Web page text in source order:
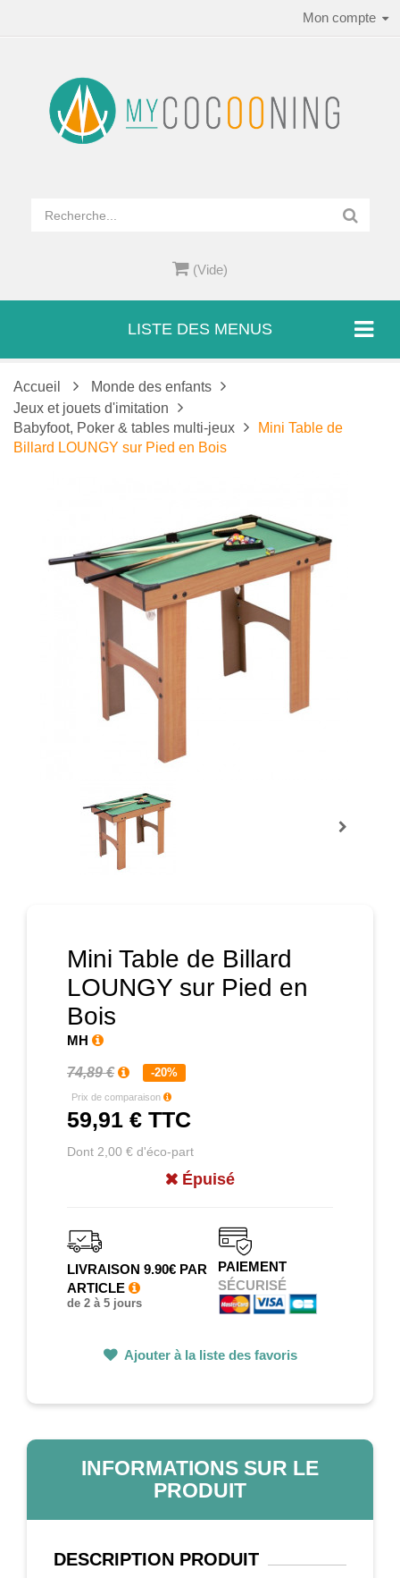
Mon compte
(Vide)
LISTE DES MENUS
Accueil
Monde des enfants
Jeux et jouets d'imitation
Babyfoot, Poker & tables multi-jeux
Mini Table de
Billard LOUNGY sur Pied en Bois
Mini Table de Billard
LOUNGY sur Pied en
Bois
MH
74,89 € -20%
Prix de comparaison
59,91 € TTC
Dont 2,00 € d'éco-part
Épuisé
LIVRAISON 9.90€ PAR
ARTICLE
de 2 à 5 jours
PAIEMENT
SÉCURISÉ
Ajouter à la liste des favoris
INFORMATIONS SUR LE
PRODUIT
DESCRIPTION PRODUIT